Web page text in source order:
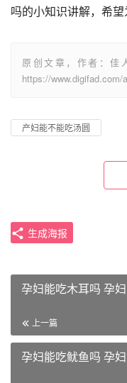
吗的小知识讲解，希望
原创文章，作者：佳
https://www.digifad.com/
产妇能不能吃汤圆
生成海报
孕妇能吃木耳吗 孕
上一篇
孕妇能吃鱿鱼吗 孕